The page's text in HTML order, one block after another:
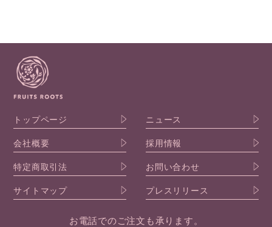
トップページ
ニュース
会社概要
採用情報
特定商取引法
お問い合わせ
サイトマップ
プレスリリース
お電話でのご注文も承ります。